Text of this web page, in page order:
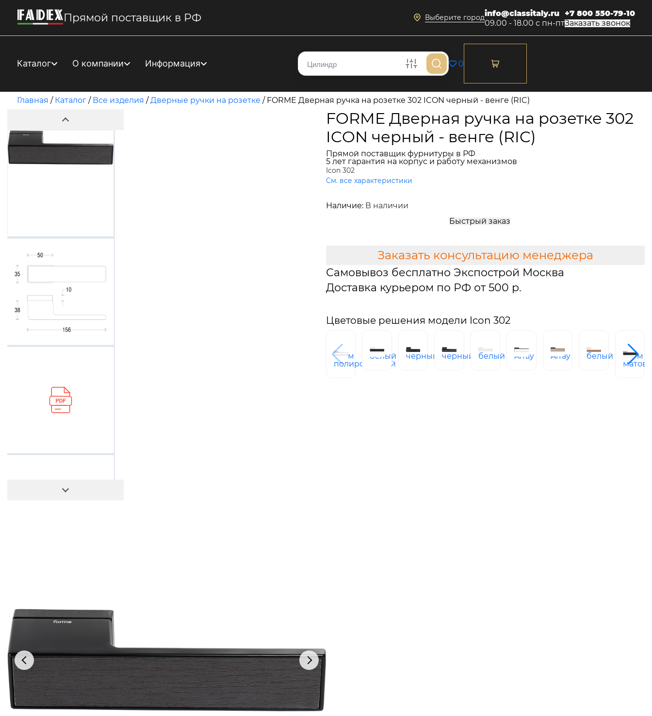
Прямой поставщик в РФ Выберите городinfo@classitaly.ru
09.00 - 18.00 с пн-пт
+7 800 550-79-10
Заказать звонок
Каталог О компании Информация 0
Главная / Каталог / Все изделия /Дверные ручки на розетке / FORME Дверная ручка на розетке 302 ICON черный - венге (RIC)
FORME Дверная ручка на розетке 302
ICON черный - венге (RIC)
Прямой поставщик фурнитуры в РФ
5 лет гарантия на корпус и работу механизмов
Icon 302
См. все характеристики
Наличие: В наличии
Быстрый заказ
Заказать консультацию менеджера
Самовывоз бесплатно Экспострой Москва
Доставка курьером по РФ от 500 р.
Цветовые решения модели Icon 302
хром
полированный
белый черный черный белый Array Array белый
хром